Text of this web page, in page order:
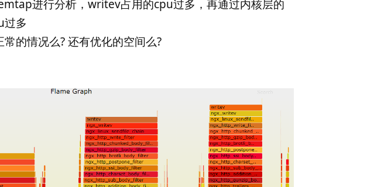
进行分析，writev占用的cpu过多，再通过内核层的
多
的情况么? 还有优化的空间么?